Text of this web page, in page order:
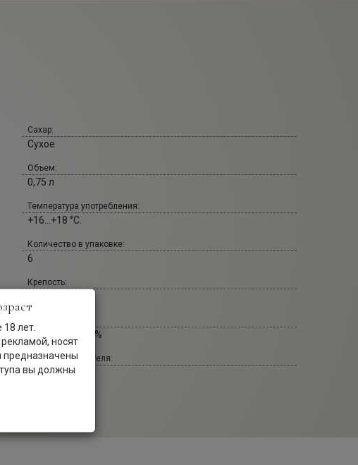
Сахар:
Сухое
Объем:
0,75 л
Температура употребления:
+16...+18 °С.
Количество в упаковке:
6
Крепость:
Саперави: 100%
Сайт производителя:
olympwine.ru
лет.
носят
предназначены
вы должны